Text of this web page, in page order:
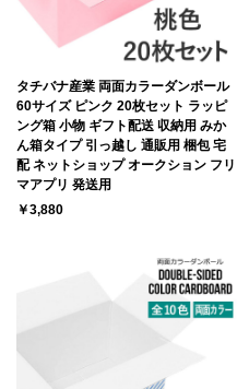
タチバナ産業 両面カラーダンボール
60サイズ ピンク 20枚セット ラッピ
ング箱 小物 ギフト配送 収納用 みか
ん箱タイプ 引っ越し 通販用 梱包 宅
配 ネットショップ オークション フリ
マアプリ 発送用
￥3,880